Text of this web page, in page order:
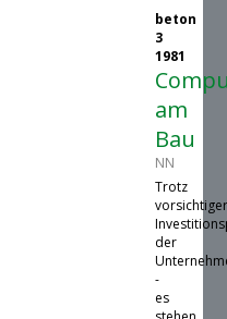
beton
3
1981
am
Bau
NN
Trotz
der
-
es